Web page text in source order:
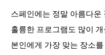
스페인에는 정말 아름다운
훌륭한 프로그램도 많이
본인에게 가장 맞는 장소